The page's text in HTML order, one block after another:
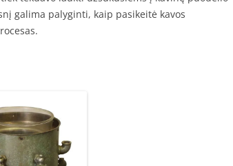
galima palyginti, kaip pasikeitė kavos